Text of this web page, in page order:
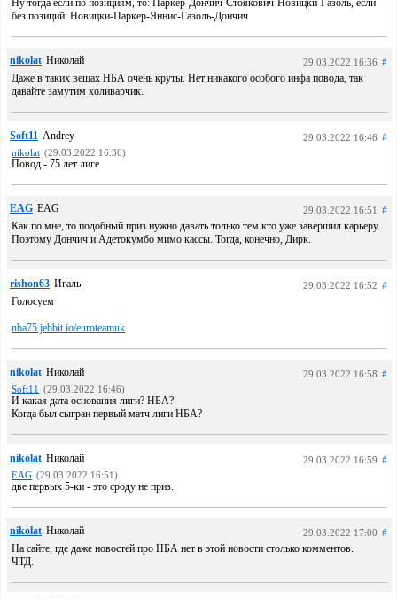
Ну тогда если по позициям, то: Паркер-Дончич-Стоякович-Новицки-Газоль, если
без позиций: Новицки-Паркер-Яннис-Газоль-Дончич
nikolat Николай 29.03.2022 16:36 #
Даже в таких вещах НБА очень круты. Нет никакого особого инфа повода, так
давайте замутим холиварчик.
Soft11 Andrey 29.03.2022 16:46 #
nikolat (29.03.2022 16:36)
Повод - 75 лет лиге
EAG EAG 29.03.2022 16:51 #
Как по мне, то подобный приз нужно давать только тем кто уже завершил карьеру.
Поэтому Дончич и Адетокумбо мимо кассы. Тогда, конечно, Дирк.
rishon63 Игаль 29.03.2022 16:52 #
Голосуем
nba75.jebbit.io/euroteamuk
nikolat Николай 29.03.2022 16:58 #
Soft11 (29.03.2022 16:46)
И какая дата основания лиги? НБА?
Когда был сыгран первый матч лиги НБА?
nikolat Николай 29.03.2022 16:59 #
EAG (29.03.2022 16:51)
две первых 5-ки - это сроду не приз.
nikolat Николай 29.03.2022 17:00 #
На сайте, где даже новостей про НБА нет в этой новости столько комментов.
ЧТД.